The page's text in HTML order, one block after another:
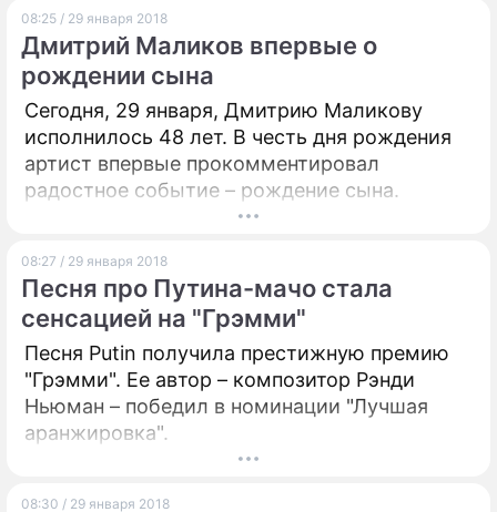
08:25 / 29 января 2018
Дмитрий Маликов впервые о
рождении сына
Сегодня, 29 января, Дмитрию Маликову
исполнилось 48 лет. В честь дня рождения
артист впервые прокомментировал
радостное событие – рождение сына.
08:27 / 29 января 2018
Песня про Путина-мачо стала
сенсацией на "Грэмми"
Песня Putin получила престижную премию
"Грэмми". Ее автор – композитор Рэнди
Ньюман – победил в номинации "Лучшая
аранжировка".
08:30 / 29 января 2018